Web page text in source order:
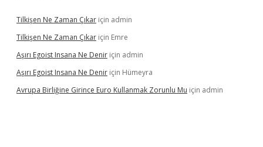
Tilkişen Ne Zaman Çıkar için admin
Tilkişen Ne Zaman Çıkar için Emre
Aşırı Egoist Insana Ne Denir için admin
Aşırı Egoist Insana Ne Denir için Hümeyra
Avrupa Birliğine Girince Euro Kullanmak Zorunlu Mu için admin